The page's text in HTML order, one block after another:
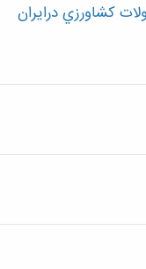
كشاورزي درايران